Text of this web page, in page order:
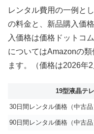
レンタル費用の一例と
の料金と、新品購入価
入価格は価格ドットコ
についてはAmazonの
ます。（価格は2026年2
19型液晶テ
30日間レンタル価格（中古品
90日間レンタル価格（中古品